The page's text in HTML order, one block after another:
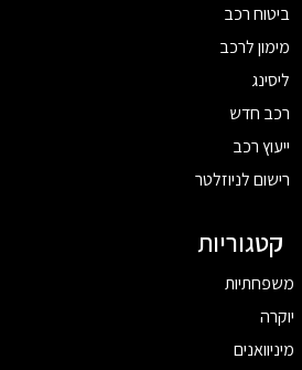
ביטוח רכב
מימון לרכב
ליסינג
רכב חדש
ייעוץ רכב
רישום לניוזלטר
קטגוריות
משפחתיות
יוקרה
מיניוואנים